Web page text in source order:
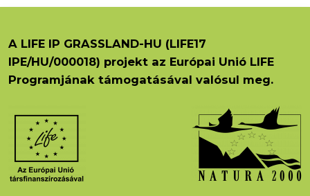
A LIFE IP GRASSLAND-HU (LIFE17
IPE/HU/000018) projekt az Európai Unió LIFE
Programjának támogatásával valósul meg.